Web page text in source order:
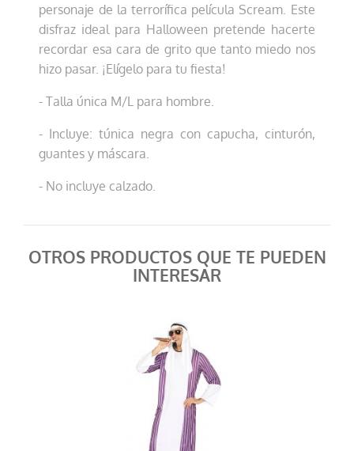
personaje de la terrorífica película Scream. Este
disfraz ideal para Halloween pretende hacerte
recordar esa cara de grito que tanto miedo nos
hizo pasar. ¡Elígelo para tu fiesta!
- Talla única M/L para hombre.
- Incluye: túnica negra con capucha, cinturón,
guantes y máscara.
- No incluye calzado.
OTROS PRODUCTOS QUE TE PUEDEN
INTERESAR